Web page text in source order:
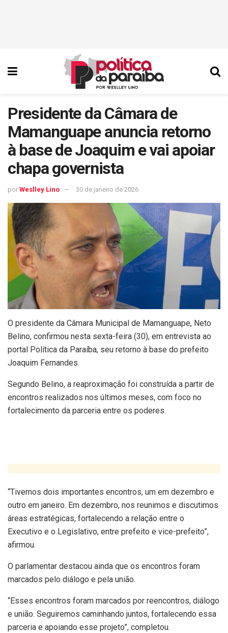
Presidente da Câmara de
Mamanguape anuncia retorno
à base de Joaquim e vai apoiar
chapa governista
por Weslley Lino 30 de janeiro de 2026
O presidente da Câmara Municipal de Mamanguape, Neto
Belino, confirmou nesta sexta-feira (30), em entrevista ao
portal Política da Paraíba, seu retorno à base do prefeito
Joaquim Fernandes.
Segundo Belino, a reaproximação foi construída a partir de
encontros realizados nos últimos meses, com foco no
fortalecimento da parceria entre os poderes.
“Tivemos dois importantes encontros, um em dezembro e
outro em janeiro. Em dezembro, nos reunimos e discutimos
áreas estratégicas, fortalecendo a relação entre o
Executivo e o Legislativo, entre prefeito e vice-prefeito”,
afirmou.
O parlamentar destacou ainda que os encontros foram
marcados pelo diálogo e pela união.
“Esses encontros foram marcados por reencontros, diálogo
e união. Seguiremos caminhando juntos, fortalecendo essa
parceria e apoiando esse projeto”, completou.